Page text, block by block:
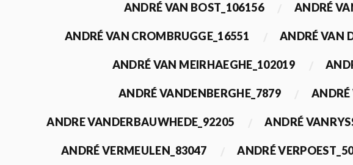
ANDRÉ VAN BOST_106156 ANDRÉ
ANDRÉ VAN CROMBRUGGE_16551 ANDRÉ VAN
ANDRÉ VAN MEIRHAEGHE_102019
ANDRÉ VANDENBERGHE_7879 ANDRÉ
ANDRE VANDERBAUWHEDE_92205 ANDRÉ
ANDRÉ VERMEULEN_83047 ANDRÉ